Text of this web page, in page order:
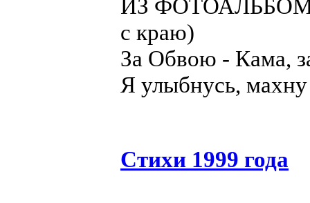
ИЗ ФОТОАЛЬБОМА
с краю)
За Обвою - Кама,
Я улыбнусь,
Стихи 1999 года